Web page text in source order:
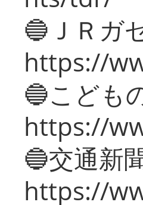
🔵ＪＲガ
https://
🔵こども
https://
🔵交通新
https://